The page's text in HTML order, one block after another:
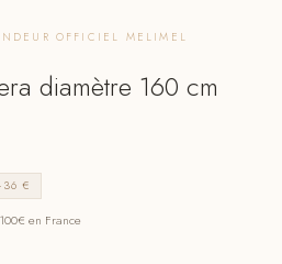
OFFICIEL MELIMEL
diamètre 160 cm
€
en France